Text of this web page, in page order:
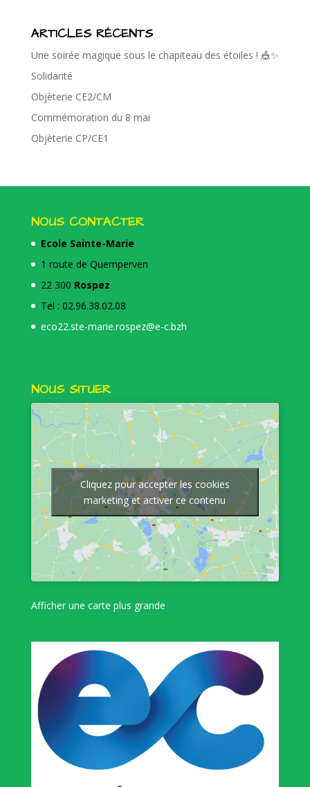
ARTICLES RÉCENTS
Une soirée magique sous le chapiteau des étoiles ! 🎪✨
Solidarité
Objèterie CE2/CM
Commémoration du 8 mai
Objèterie CP/CE1
NOUS CONTACTER
Ecole Sainte-Marie
1 route de Quemperven
22 300 Rospez
Tel : 02.96.38.02.08
eco22.ste-marie.rospez@e-c.bzh
NOUS SITUER
Cliquez pour accepter les cookies
marketing et activer ce contenu
Afficher une carte plus grande